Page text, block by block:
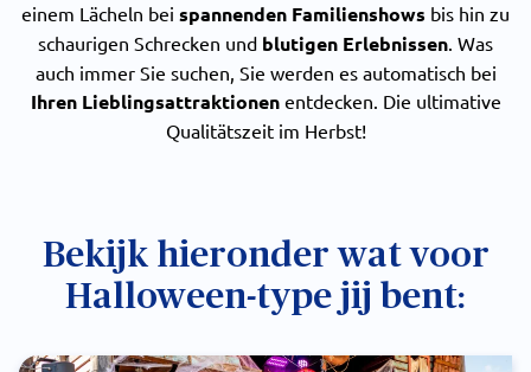
einem Lächeln bei spannenden Familienshows bis hin zu
schaurigen Schrecken und blutigen Erlebnissen. Was
auch immer Sie suchen, Sie werden es automatisch bei
Ihren Lieblingsattraktionenentdecken. Die ultimative
Qualitätszeit im Herbst!
Bekijk hieronder wat voor
Halloween-type jij bent: